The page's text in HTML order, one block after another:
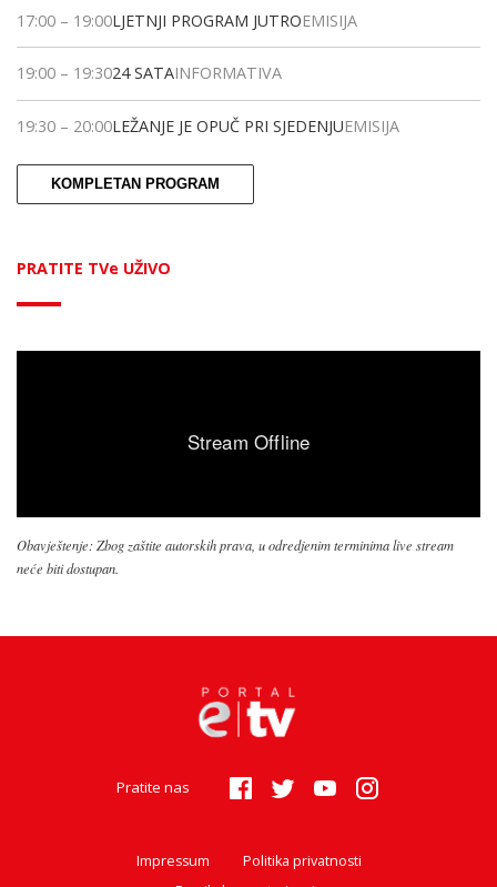
17:00 – 19:00LJETNJI PROGRAM JUTROEMISIJA
19:00 – 19:3024 SATAINFORMATIVA
19:30 – 20:00LEŽANJE JE OPUČ PRI SJEDENJUEMISIJA
KOMPLETAN PROGRAM
PRATITE TVe UŽIVO
Obavještenje: Zbog zaštite autorskih prava, u odredjenim terminima live stream
neće biti dostupan.
Pratite nas
Impressum
Politika privatnosti